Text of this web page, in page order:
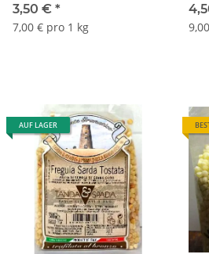
3,50 € *
7,00 € pro 1 kg
AUF LAGER